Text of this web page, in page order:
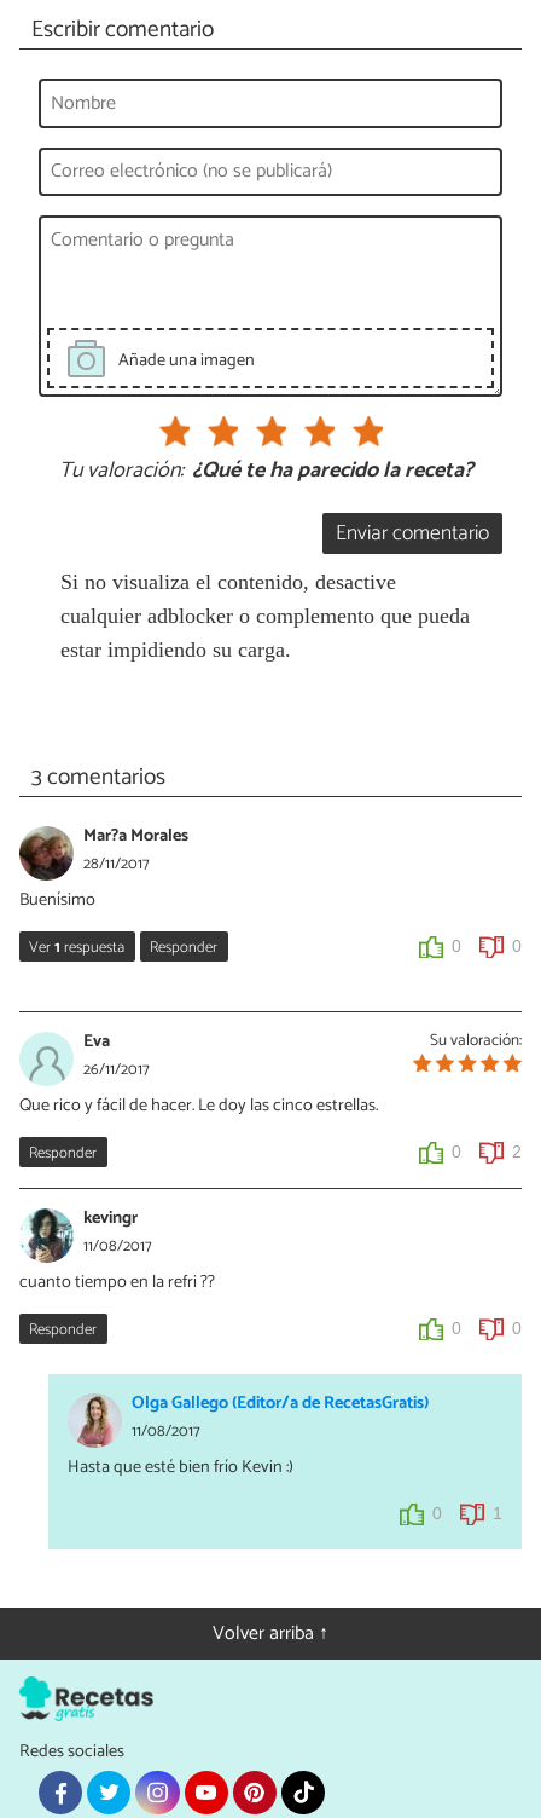
Escribir comentario
Añade una imagen
Tu valoración: ¿Qué te ha parecido la receta?
Enviar comentario
Si no visualiza el contenido, desactive
cualquier adblocker o complemento que pueda
estar impidiendo su carga.
3 comentarios
Mar?a Morales
28/11/2017
Buenísimo
Ver1respuesta Responder 0 0
Me gusto las Restas
Su valoración:
Eva
26/11/2017
Que rico y fácil de hacer. Le doy las cinco estrellas.
Responder 0 2
kevingr
11/08/2017
cuanto tiempo en la refri ??
Responder 0 0
Olga Gallego (Editor/a de RecetasGratis)
11/08/2017
Hasta que esté bien frío Kevin :)
0 1
Volver arriba ↑
Redes sociales